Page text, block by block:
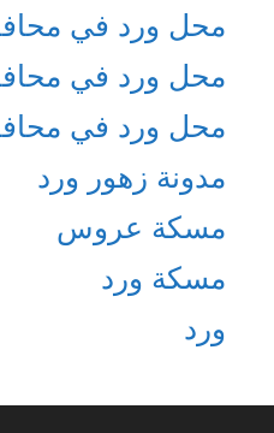
محل ورد في
محل ورد في
محل ورد في
مدونة زهور ورد
مسكة عروس
مسكة ورد
ورد